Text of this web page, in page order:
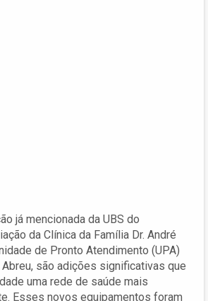
já mencionada da UBS do
da Clínica da Família Dr. André
de Pronto Atendimento (UPA)
são adições significativas que
uma rede de saúde mais
Esses novos equipamentos foram